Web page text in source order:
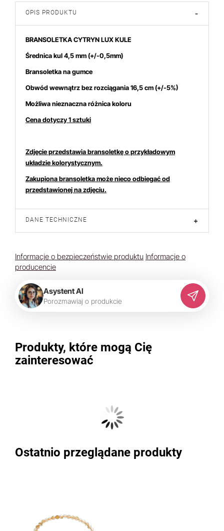
OPIS PRODUKTU -
BRANSOLETKA CYTRYN LUX KULE
Średnica kul 4,5 mm(+/-0,5mm)
Bransoletka na gumce
Obwód wewnątrz bez rozciągania 16,5 cm (+/-5%)
Możliwa nieznaczna różnica koloru
Cena dotyczy 1 sztuki
Zdjęcie przedstawia bransoletkę o przykładowym
układzie kolorystycznym.
Zakupiona bransoletka może nieco odbiegać od
przedstawionej na zdjęciu.
DANE TECHNICZNE +
Informacje o bezpieczeństwie produktu Informacje o
producencie
Asystent AI
Porozmawiaj o produkcie
Produkty, które mogą Cię
zainteresować
Ostatnio przeglądane produkty